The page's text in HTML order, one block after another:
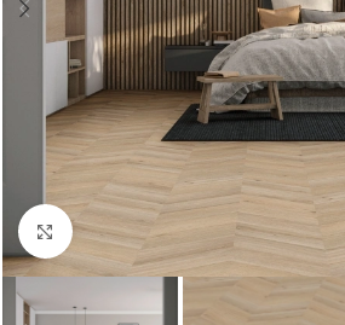
Klik om te vergroten